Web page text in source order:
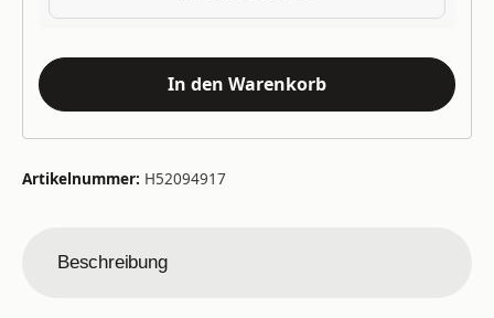
In den Warenkorb
Artikelnummer: H52094917
Beschreibung